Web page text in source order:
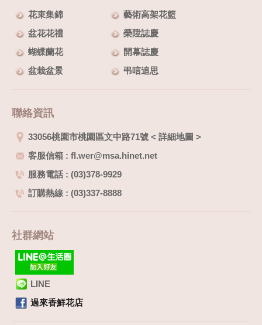
花束集錦
盆花花禮
蝴蝶蘭花
盆栽盆景
藝術高架花籃
榮陞誌慶
開幕誌慶
弔唁追思
聯絡資訊
33056桃園市桃園區文中路71號 < 詳細地圖 >
客服信箱 : fl.wer@msa.hinet.net
服務電話 : (03)378-9929
訂購熱線 : (03)337-8888
社群網站
LINE
過來香鮮花店